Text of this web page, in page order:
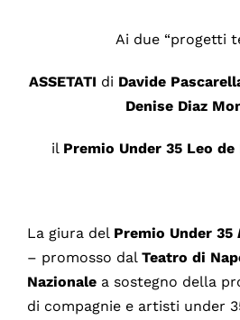
Ai due “progetti
ASSETATI di Davide
Denise Diaz
il Premio Under 35 Leo
La giura del Premio Under 35
– promosso dal Teatro di
Nazionalea sostegno della
di compagnie e artisti under